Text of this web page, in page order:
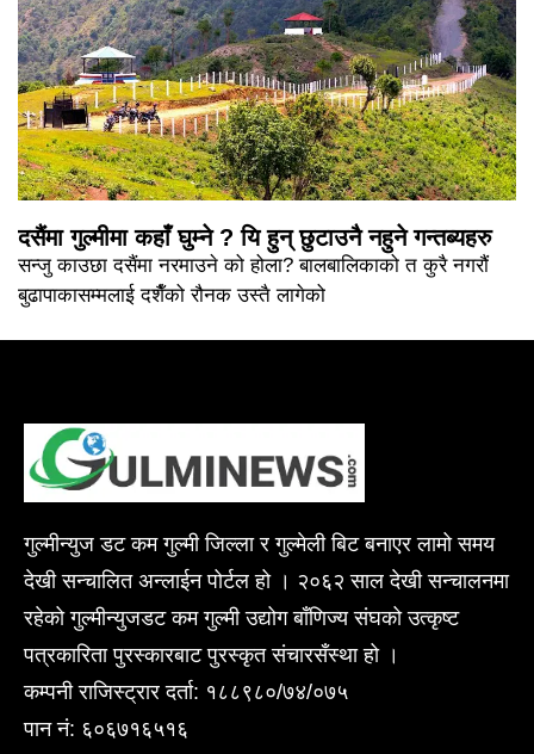
दसैंमा गुल्मीमा कहाँ घुम्ने ? यि हुन् छुटाउनै नहुने गन्तब्यहरु
सन्जु काउछा दसैंमा नरमाउने को होला? बालबालिकाको त कुरै नगरौं
बुढापाकासम्मलाई दशैँको रौनक उस्तै लागेको
गुल्मीन्युज डट कम गुल्मी जिल्ला र गुल्मेली बिट बनाएर लामो समय
देखी सन्चालित अन्लाईन पोर्टल हो । २०६२ साल देखी सन्चालनमा
रहेको गुल्मीन्युजडट कम गुल्मी उद्योग बाँणिज्य संघको उत्कृष्ट
पत्रकारिता पुरस्कारबाट पुरस्कृत संचारसँस्था हो ।
कम्पनी राजिस्ट्रार दर्ता: १८८९८०/७४/०७५
पान नं: ६०६७१६५१६